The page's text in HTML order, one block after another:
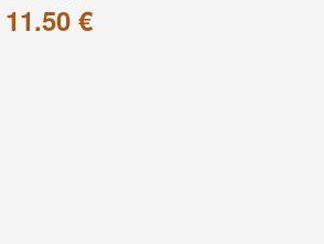
11.50 €